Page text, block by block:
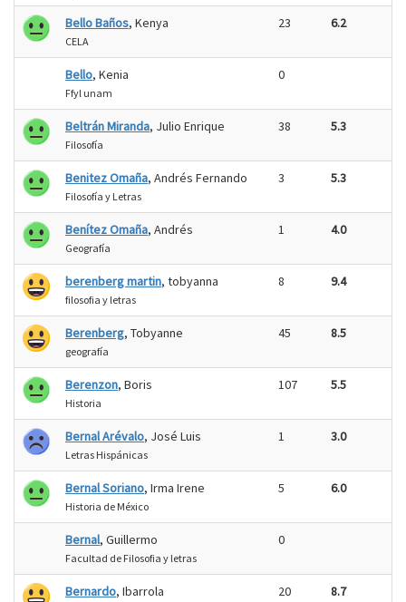
Bello Baños, Kenya
CELA
23 6.2
Bello, Kenia
Ffyl unam
0
Beltrán Miranda, Julio Enrique
Filosofía
38 5.3
Benitez Omaña, Andrés Fernando
Filosofía y Letras
3 5.3
Benítez Omaña, Andrés
Geografía
1 4.0
berenberg martin, tobyanna
filosofia y letras
8 9.4
Berenberg, Tobyanne
geografía
45 8.5
Berenzon, Boris
Historia
107 5.5
Bernal Arévalo, José Luis
Letras Hispánicas
1 3.0
Bernal Soriano, Irma Irene
Historia de México
5 6.0
Bernal, Guillermo
Facultad de Filosofia y letras
0
Bernardo, Ibarrola 20 8.7